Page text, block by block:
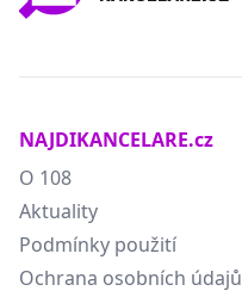
NAJDIKANCELARE.cz
O 108
Aktuality
Podmínky použití
Ochrana osobních údajů